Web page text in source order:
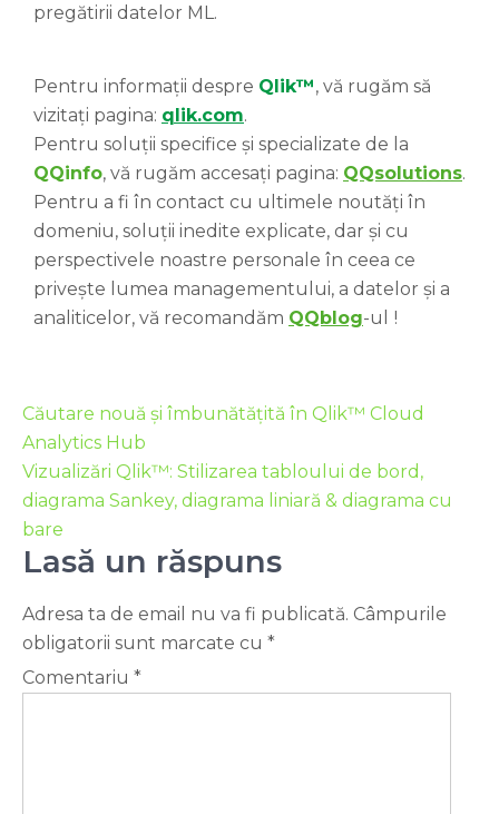
pregătirii datelor ML.
Pentru informații despre Qlik™, vă rugăm să
vizitați pagina: qlik.com.
Pentru soluții specifice și specializate de la
QQinfo, vă rugăm accesați pagina: QQsolutions.
Pentru a fi în contact cu ultimele noutăți în
domeniu, soluții inedite explicate, dar și cu
perspectivele noastre personale în ceea ce
privește lumea managementului, a datelor și a
analiticelor, vă recomandăm QQblog-ul !
Căutare nouă și îmbunătățită în Qlik™ Cloud
Analytics Hub
Vizualizări Qlik™: Stilizarea tabloului de bord,
diagrama Sankey, diagrama liniară & diagrama cu
bare
Lasă un răspuns
Adresa ta de email nu va fi publicată. Câmpurile
obligatorii sunt marcate cu *
Comentariu *